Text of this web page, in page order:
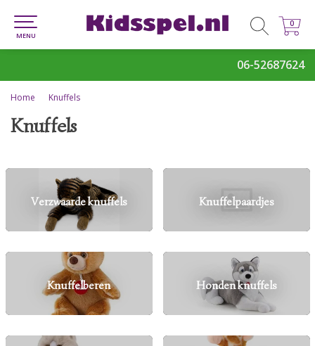
06-52687624
0
0
MENU
Home Knuffels
Knuffels
Verzwaarde knuffels Knuffelpaardjes
Knuffelberen Honden knuffels